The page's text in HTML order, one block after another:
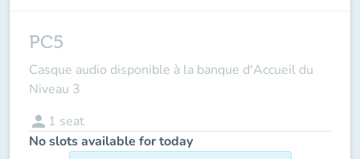
PC5
Casque audio disponible à la banque d'Accueil du
Niveau 3
person 1 seat
No slots available for today